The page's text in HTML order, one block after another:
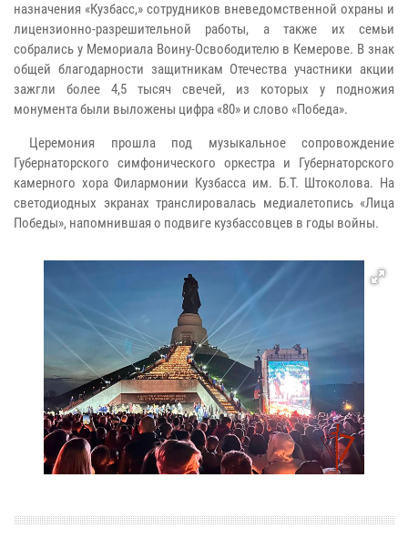
назначения «Кузбасс,» сотрудников вневедомственной охраны и
лицензионно-разрешительной работы, а также их семьи
собрались у Мемориала Воину-Освободителю в Кемерове. В знак
общей благодарности защитникам Отечества участники акции
зажгли более 4,5 тысяч свечей, из которых у подножия
монумента были выложены цифра «80» и слово «Победа».
Церемония прошла под музыкальное сопровождение
Губернаторского симфонического оркестра и Губернаторского
камерного хора Филармонии Кузбасса им. Б.Т. Штоколова. На
светодиодных экранах транслировалась медиалетопись «Лица
Победы», напомнившая о подвиге кузбассовцев в годы войны.